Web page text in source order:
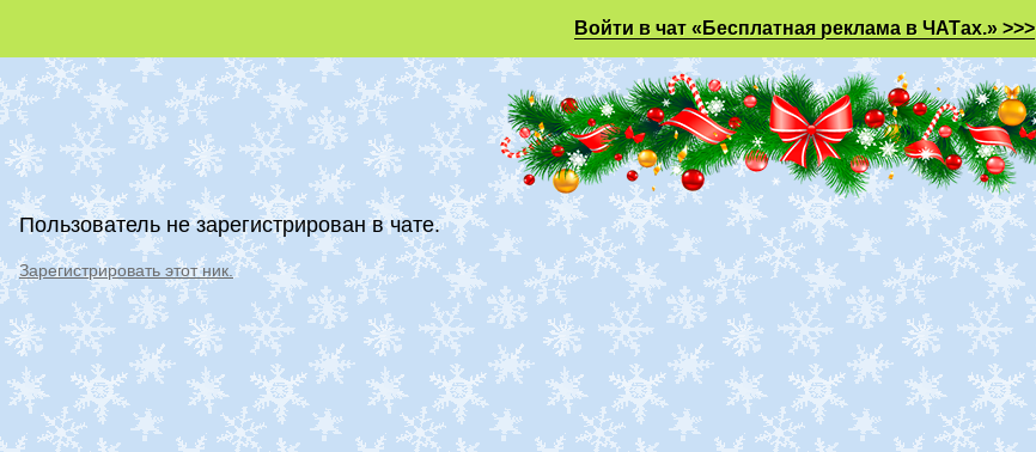
Войти в чат «Бесплатная реклама в ЧАТах.» >>>
Пользователь не зарегистрирован в чате.
Зарегистрировать этот ник.